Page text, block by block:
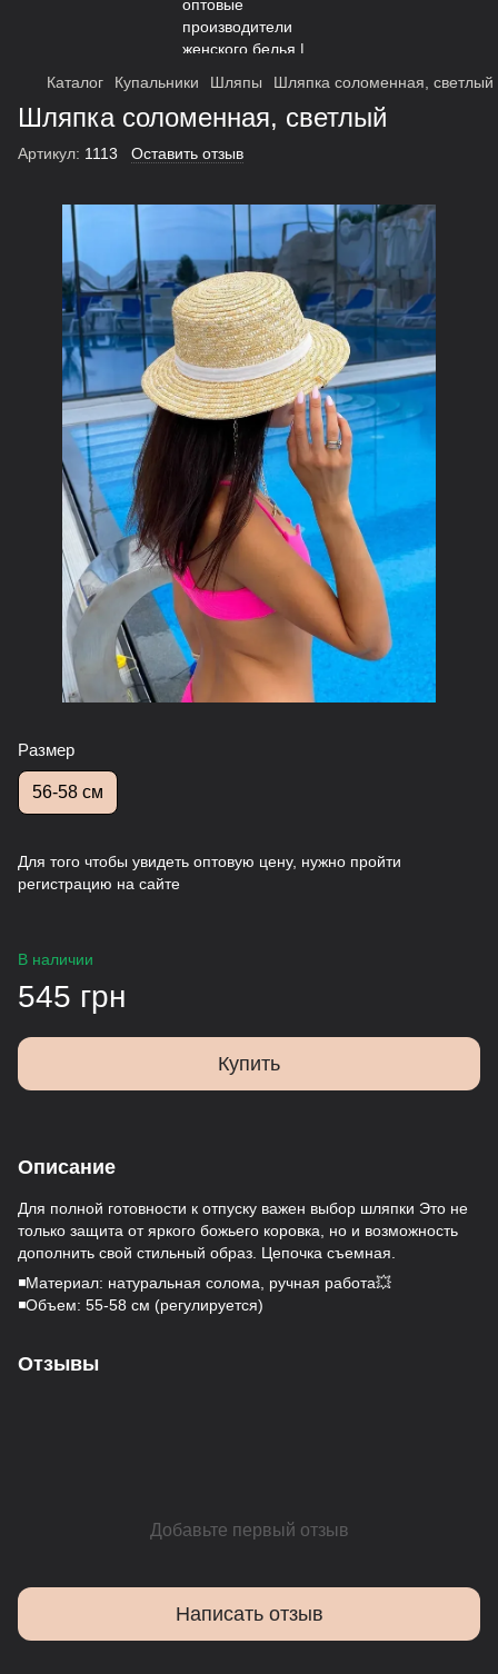
Каталог Купальники Шляпы Шляпка соломенная, светлый
Шляпка соломенная, светлый
Артикул: 1113 Оставить отзыв
Размер
56-58 см
Для того чтобы увидеть оптовую цену, нужно пройти
регистрацию на сайте
В наличии
545 грн
Купить
Описание
Для полной готовности к отпуску важен выбор шляпки Это не
только защита от яркого божьего коровка, но и возможность
дополнить свой стильный образ. Цепочка съемная.
◾️Материал: натуральная солома, ручная работа💥
◾️Объем: 55-58 см (регулируется)
Отзывы
Добавьте первый отзыв
Написать отзыв